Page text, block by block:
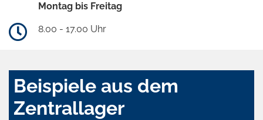
Montag bis Freitag
8.00 - 17.00 Uhr
Beispiele aus dem
Zentrallager